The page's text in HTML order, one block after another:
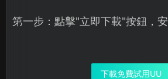
第一步：點擊"立即下載"按鈕，
下載免費試用UU